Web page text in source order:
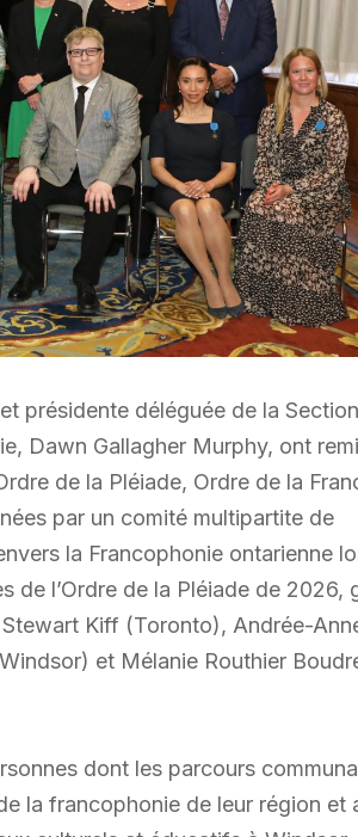
présidente déléguée de la
Dawn Gallagher Murphy, ont
de la Pléiade, Ordre de la
par un comité multipartite de
la Francophonie ontarienne
de l’Ordre de la Pléiade de 2026,
Kiff (Toronto), Andrée-
et Mélanie Routhier
dont les parcours
la francophonie de leur région et